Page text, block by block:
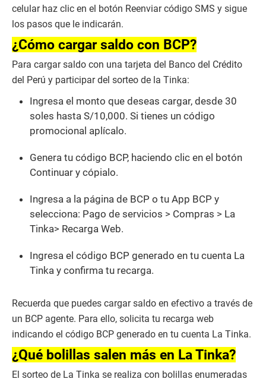
celular haz clic en el botón Reenviar código SMS y sigue
los pasos que le indicarán.
¿Cómo cargar saldo con BCP?
Para cargar saldo con una tarjeta del Banco del Crédito
del Perú y participar del sorteo de la Tinka:
Ingresa el monto que deseas cargar, desde 30
soles hasta S/10,000. Si tienes un código
promocional aplícalo.
Genera tu código BCP, haciendo clic en el botón
Continuar y cópialo.
Ingresa a la página de BCP o tu App BCP y
selecciona: Pago de servicios > Compras > La
Tinka> Recarga Web.
Ingresa el código BCP generado en tu cuenta La
Tinka y confirma tu recarga.
Recuerda que puedes cargar saldo en efectivo a través de
un BCP agente. Para ello, solicita tu recarga web
indicando el código BCP generado en tu cuenta La Tinka.
¿Qué bolillas salen más en La Tinka?
El sorteo de La Tinka se realiza con bolillas enumeradas